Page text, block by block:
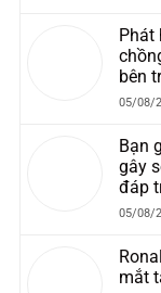
Phát
bên
05/08/
Bạn
gây
đáp
05/08/
mắt